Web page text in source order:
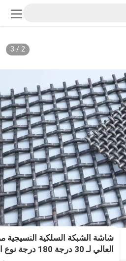
2
/
3
شاشة الشبكة السلكية النسيجية
العالي لـ 30